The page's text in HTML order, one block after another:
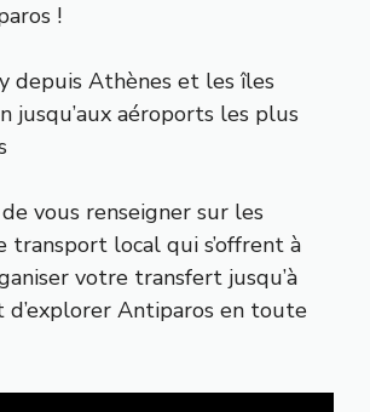
!
depuis Athènes et les îles
jusqu’aux aéroports les plus
de vous renseigner sur les
transport local qui s’offrent à
votre transfert jusqu’à
Antiparos en toute